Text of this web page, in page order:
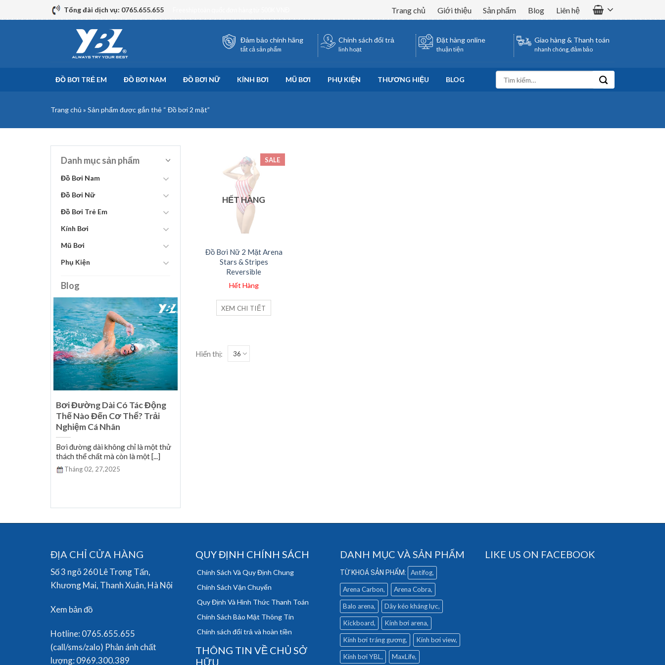
to
Tổng đài dịch vụ: 0765.655.655 Trang chủ Giới thiệu Sản phẩm Blog Liên hệ
Đảm bảo chính hãng
tất cả sản phẩm
Chính sách đổi trả
linh hoạt
Đặt hàng online
thuận tiện
Giao hàng & Thanh toán
nhanh chóng, đảm bảo
ĐỒ BƠI TRẺ EM ĐỒ BƠI NAM ĐỒ BƠI NỮ KÍNH BƠI MŨ BƠI PHỤ KIỆN THƯƠNG HIỆU BLOG
kiếm:
Trang chủ » Sản phẩm được gắn thẻ “ Đồ bơi 2 mặt”
Danh mục sản phẩm
Đồ Bơi Nam
Đồ Bơi Nữ
Đồ Bơi Trẻ Em
Kính Bơi
Mũ Bơi
Phụ Kiện
Blog
Bơi Đường Dài Có Tác Động
Thế Nào Đến Cơ Thể? Trải
Nghiệm Cá Nhân
Bơi đường dài không chỉ là một thử
thách thể chất mà còn là một [...]
Tháng 02, 27,2025
SALE
HẾT HÀNG
Đồ Bơi Nữ 2 Mặt Arena
Stars & Stripes
Reversible
Hết Hàng
XEM CHI TIẾT
Hiển thị:
ĐỊA CHỈ CỬA HÀNG
Số 3 ngõ 260 Lê Trọng Tấn,
Khương Mai, Thanh Xuân, Hà Nội
Xem bản đồ
Hotline: 0765.655.655
(call/sms/zalo) Phản ánh chất
lượng: 0969.300.389
QUY ĐỊNH CHÍNH SÁCH
Chính Sách Và Quy Định Chung
Chính Sách Vận Chuyển
Quy Định Và Hình Thức Thanh Toán
Chính Sách Bảo Mật Thông Tin
Chính sách đổi trả và hoàn tiền
THÔNG TIN VỀ CHỦ SỞ
HỮU
DANH MỤC VÀ SẢN PHẨM
Antifog
Arena Carbon Arena Cobra
Balo arena Dây kéo kháng lực
Kickboard Kính bơi arena
Kính bơi tráng gương Kính bơi view
Kính bơi YBL MaxLife
LIKE US ON FACEBOOK